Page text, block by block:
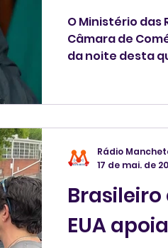
O Ministério das
Câmara de
da noite desta
fontes do
assunto.
EUA
Rádio
17 de mai. de